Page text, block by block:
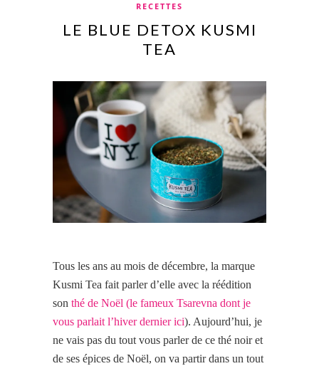
RECETTES
LE BLUE DETOX KUSMI
TEA
Tous les ans au mois de décembre, la marque
Kusmi Tea fait parler d’elle avec la réédition
son thé de Noël (le fameux Tsarevna dont je
vous parlait l’hiver dernier ici). Aujourd’hui, je
ne vais pas du tout vous parler de ce thé noir et
de ses épices de Noël, on va partir dans un tout